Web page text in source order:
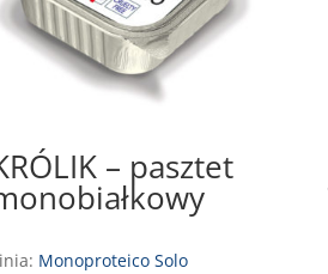
– pasztet
Monoproteico Solo